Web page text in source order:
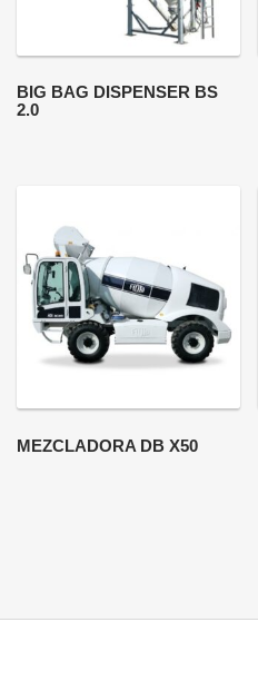
BIG BAG DISPENSER BS
2.0
MEZCLADORA DB X50